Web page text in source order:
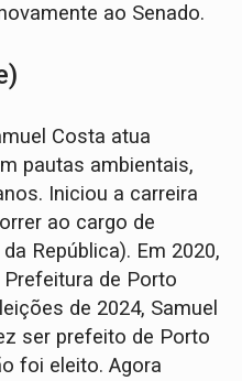
ao Senado.
Costa atua
pautas ambientais,
Iniciou a carreira
ao cargo de
República). Em 2020,
de Porto
de 2024, Samuel
ser prefeito de Porto
foi eleito. Agora